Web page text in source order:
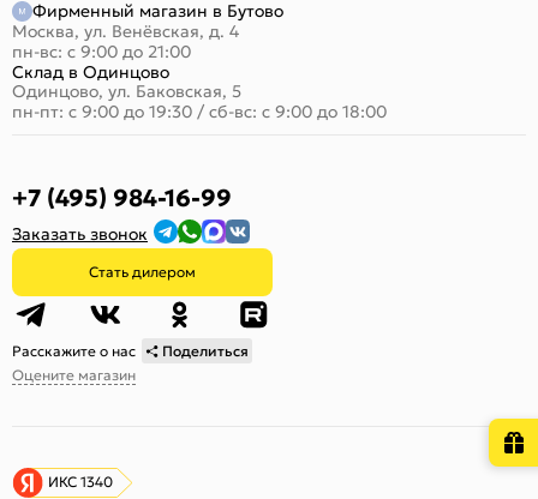
Фирменный магазин в Бутово
Москва, ул. Венёвская, д. 4
пн-вс: с 9:00 до 21:00
Склад в Одинцово
Одинцово, ул. Баковская, 5
пн-пт: с 9:00 до 19:30 / сб-вс: с 9:00 до 18:00
+7 (495) 984-16-99
Заказать звонок
Стать дилером
Расскажите о нас
Поделиться
Оцените магазин
ИКС 1340